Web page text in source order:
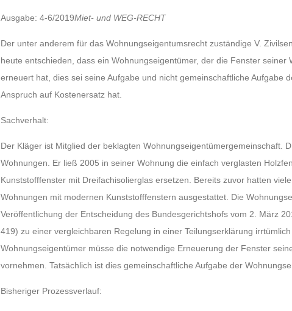
Ausgabe: 4-6/2019Miet- und WEG-RECHT
Der unter anderem für das Wohnungseigentumsrecht zuständige V.
heute entschieden, dass ein Wohnungseigentümer, der die Fenster seiner
erneuert hat, dies sei seine Aufgabe und nicht gemeinschaftliche Aufgabe
Anspruch auf Kostenersatz hat.
Sachverhalt:
Der Kläger ist Mitglied der beklagten Wohnungseigentümergemeinschaft.
Wohnungen. Er ließ 2005 in seiner Wohnung die einfach verglasten
Kunststofffenster mit Dreifachisolierglas ersetzen. Bereits zuvor hatten
Wohnungen mit modernen Kunststofffenstern ausgestattet. Die
Veröffentlichung der Entscheidung des Bundesgerichtshofs vom 2. März
419) zu einer vergleichbaren Regelung in einer Teilungserklärung
Wohnungseigentümer müsse die notwendige Erneuerung der Fenster
vornehmen. Tatsächlich ist dies gemeinschaftliche Aufgabe der
Bisheriger Prozessverlauf: